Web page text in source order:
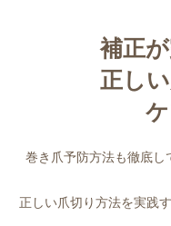
補正が
正し
巻き爪予防方法も徹底し
正しい爪切り方法を実践